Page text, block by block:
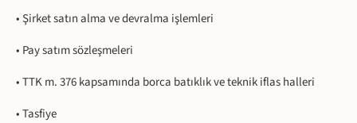
• Şirket satın alma ve devralma işlemleri
• Pay satım sözleşmeleri
• TTK m. 376 kapsamında borca batıklık ve teknik iflas halleri
• Tasfiye